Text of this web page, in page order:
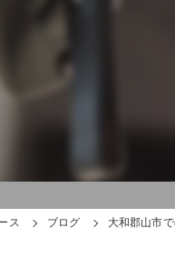
ス ブログ 大和郡山市